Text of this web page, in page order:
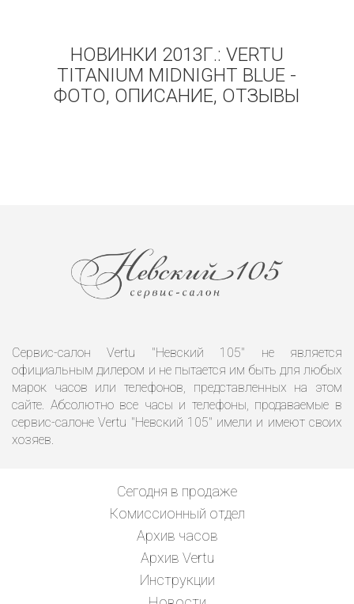
НОВИНКИ 2013Г.: VERTU
TITANIUM MIDNIGHT BLUE -
ФОТО, ОПИСАНИЕ, ОТЗЫВЫ
Сервис-салон Vertu "Невский 105" не является
официальным дилером и не пытается им быть для любых
марок часов или телефонов, представленных на этом
сайте. Абсолютно все часы и телефоны, продаваемые в
сервис-салоне Vertu "Невский 105" имели и имеют своих
хозяев.
Сегодня в продаже
Комиссионный отдел
Архив часов
Архив Vertu
Инструкции